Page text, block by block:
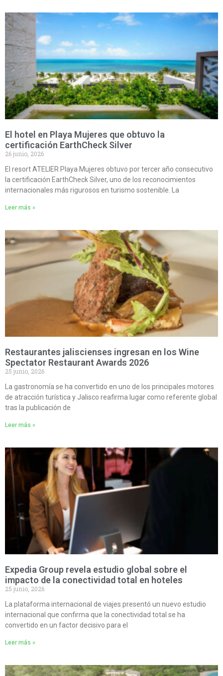
El hotel en Playa Mujeres que obtuvo la
certificación EarthCheck Silver
26 junio, 2026
El resort ATELIER Playa Mujeres obtuvo por tercer año consecutivo
la certificación EarthCheck Silver, uno de los reconocimientos
internacionales más rigurosos en turismo sostenible. La
Leer más »
Restaurantes jaliscienses ingresan en los Wine
Spectator Restaurant Awards 2026
25 junio, 2026
La gastronomía se ha convertido en uno de los principales motores
de atracción turística y Jalisco reafirma lugar como referente global
tras la publicación de
Leer más »
Expedia Group revela estudio global sobre el
impacto de la conectividad total en hoteles
25 junio, 2026
La plataforma internacional de viajes presentó un nuevo estudio
internacional que confirma que la conectividad total se ha
convertido en un factor decisivo para el
Leer más »